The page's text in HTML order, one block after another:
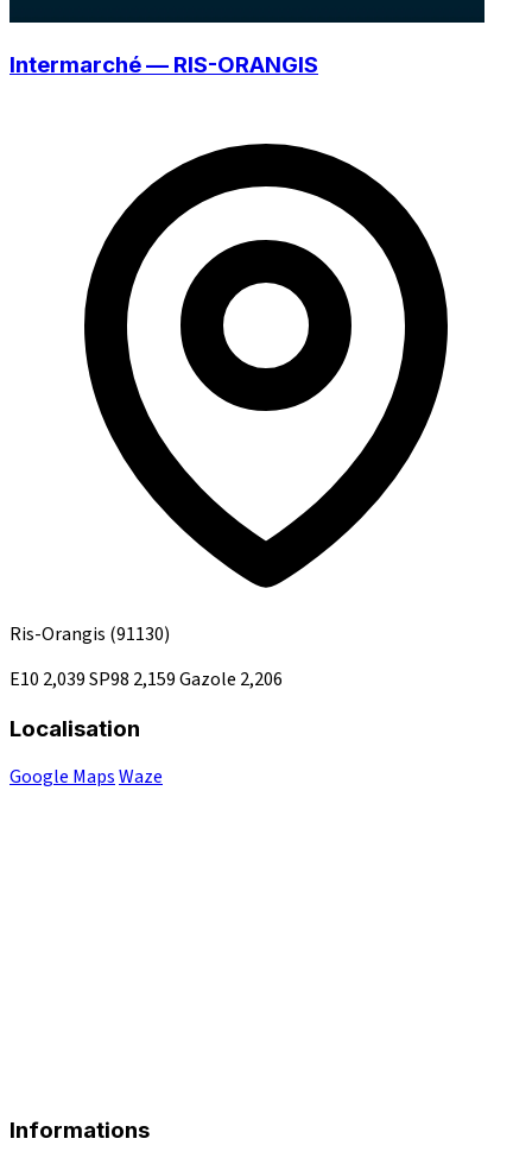
Intermarché — RIS-ORANGIS
Ris-Orangis (91130)
E10 2,039SP98 2,159Gazole 2,206
Localisation
Google MapsWaze
Informations